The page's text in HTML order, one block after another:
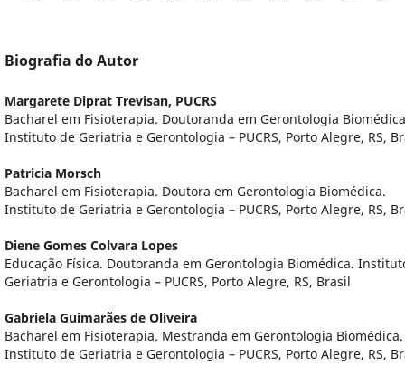
Biografia do Autor
Margarete Diprat Trevisan, PUCRS
Bacharel em Fisioterapia. Doutoranda em Gerontologia
Instituto de Geriatria e Gerontologia – PUCRS, Porto Alegre, RS,
Patricia Morsch
Bacharel em Fisioterapia. Doutora em Gerontologia Biomédica.
Instituto de Geriatria e Gerontologia – PUCRS, Porto Alegre, RS,
Diene Gomes Colvara Lopes
Educação Física. Doutoranda em Gerontologia Biomédica.
Geriatria e Gerontologia – PUCRS, Porto Alegre, RS, Brasil
Gabriela Guimarães de Oliveira
Bacharel em Fisioterapia. Mestranda em Gerontologia Biomédica.
Instituto de Geriatria e Gerontologia – PUCRS, Porto Alegre, RS,